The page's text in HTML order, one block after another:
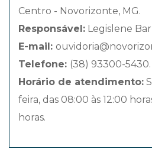
Centro - Novorizonte, MG.
Responsável: Legislene
E-mail:
Telefone: (38) 93300-5430.
Horário de atendimento:
feira, das 08:00 às 12:00
horas.